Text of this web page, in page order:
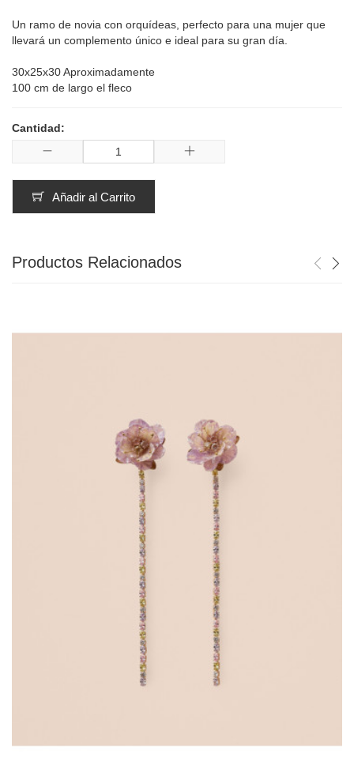
Un ramo de novia con orquídeas, perfecto para una mujer que
llevará un complemento único e ideal para su gran día.
30x25x30 Aproximadamente
100 cm de largo el fleco
Cantidad:
Añadir al Carrito
Productos Relacionados